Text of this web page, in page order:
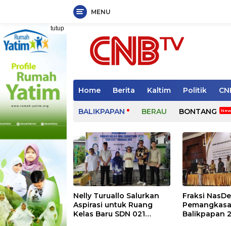
Langsung
ke
konten
MENU
tutup
Home Berita Kaltim Politik
BALIKPAPAN BERAU BONTANG
Nelly Turuallo Salurkan
Aspirasi untuk Ruang
Kelas Baru SDN 021
Fraksi
Balikpapan